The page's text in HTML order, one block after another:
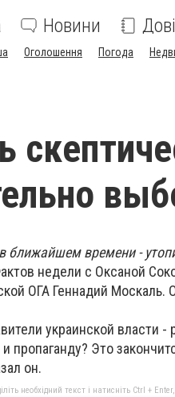
Новини
Оголошення Погода
ближайшем времени -
недели с Оксаной
ОГА Геннадий Москаль.
украинской власти
пропаганду? Это
он.
необхідний текст і натисніть Ctrl +